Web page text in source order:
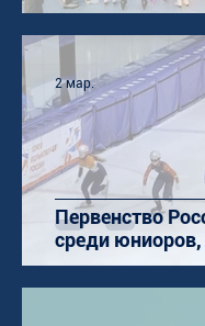
Первенство
среди
2 мар.